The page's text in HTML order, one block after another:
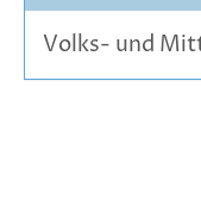
Volks- und